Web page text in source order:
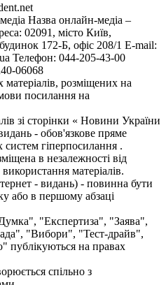
Назва онлайн-медіа –
02091, місто Київ,
172-Б, офіс 208/1 E-mail:
Телефон: 044-205-43-00
06068
розміщених на
посилання на
зі сторінки « Новини України
- обов'язкове пряме
гіперпосилання .
в незалежності від
матеріалів.
- видань) - повинна бути
або в першому абзаці
"Експертиза", "Заява",
"Вибори", "Тест-драйв",
на правах
спільно з